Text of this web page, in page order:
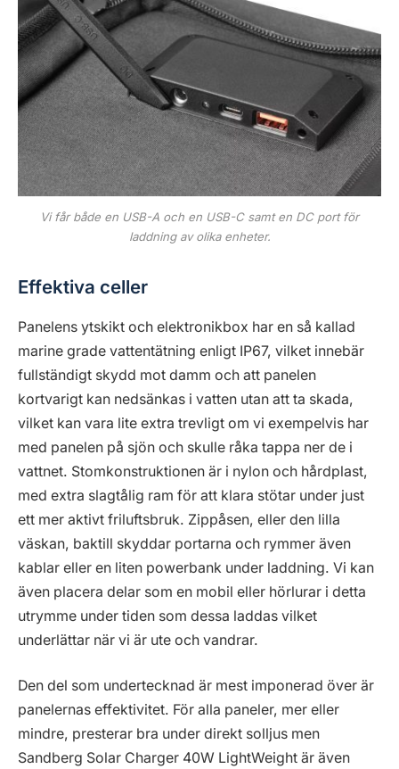
Vi får både en USB-A och en USB-C samt en DC port för
laddning av olika enheter.
Effektiva celler
Panelens ytskikt och elektronikbox har en så kallad
marine grade vattentätning enligt IP67, vilket innebär
fullständigt skydd mot damm och att panelen
kortvarigt kan nedsänkas i vatten utan att ta skada,
vilket kan vara lite extra trevligt om vi exempelvis har
med panelen på sjön och skulle råka tappa ner de i
vattnet. Stomkonstruktionen är i nylon och hårdplast,
med extra slagtålig ram för att klara stötar under just
ett mer aktivt friluftsbruk. Zippåsen, eller den lilla
väskan, baktill skyddar portarna och rymmer även
kablar eller en liten powerbank under laddning. Vi kan
även placera delar som en mobil eller hörlurar i detta
utrymme under tiden som dessa laddas vilket
underlättar när vi är ute och vandrar.
Den del som undertecknad är mest imponerad över är
panelernas effektivitet. För alla paneler, mer eller
mindre, presterar bra under direkt solljus men
Sandberg Solar Charger 40W LightWeight är även